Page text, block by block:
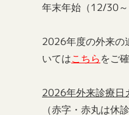
年末年始（12/30～
2026年度の外来の
いてはこちらをご
2026年外来診療日
（赤字・赤丸は休